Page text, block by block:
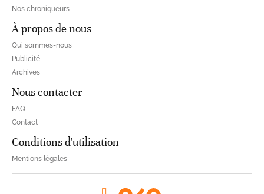
Nos chroniqueurs
À propos de nous
Qui sommes-nous
Publicité
Archives
Nous contacter
FAQ
Contact
Conditions d'utilisation
Mentions légales